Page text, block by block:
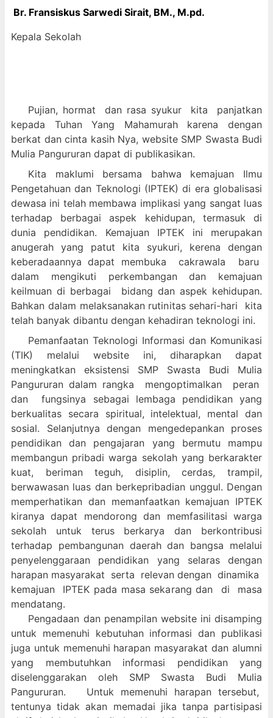
Br. Fransiskus Sarwedi Sirait, BM., M.pd.
Kepala Sekolah
Pujian, hormat dan rasa syukur kita panjatkan
kepada Tuhan Yang Mahamurah karena dengan
berkat dan cinta kasih Nya, website SMP Swasta Budi
Mulia Pangururan dapat di publikasikan.
Kita maklumi bersama bahwa kemajuan Ilmu
Pengetahuan dan Teknologi (IPTEK) di era globalisasi
dewasa ini telah membawa implikasi yang sangat luas
terhadap berbagai aspek kehidupan, termasuk di
dunia pendidikan. Kemajuan IPTEK ini merupakan
anugerah yang patut kita syukuri, kerena dengan
keberadaannya dapat membuka cakrawala baru
dalam mengikuti perkembangan dan kemajuan
keilmuan di berbagai bidang dan aspek kehidupan.
Bahkan dalam melaksanakan rutinitas sehari-hari kita
telah banyak dibantu dengan kehadiran teknologi ini.
Pemanfaatan Teknologi Informasi dan Komunikasi
(TIK) melalui website ini, diharapkan dapat
meningkatkan eksistensi SMP Swasta Budi Mulia
Pangururan dalam rangka mengoptimalkan peran
dan fungsinya sebagai lembaga pendidikan yang
berkualitas secara spiritual, intelektual, mental dan
sosial. Selanjutnya dengan mengedepankan proses
pendidikan dan pengajaran yang bermutu mampu
membangun pribadi warga sekolah yang berkarakter
kuat, beriman teguh, disiplin, cerdas, trampil,
berwawasan luas dan berkepribadian unggul. Dengan
memperhatikan dan memanfaatkan kemajuan IPTEK
kiranya dapat mendorong dan memfasilitasi warga
sekolah untuk terus berkarya dan berkontribusi
terhadap pembangunan daerah dan bangsa melalui
penyelenggaraan pendidikan yang selaras dengan
harapan masyarakat serta relevan dengan dinamika
kemajuan IPTEK pada masa sekarang dan di masa
mendatang.
Pengadaan dan penampilan website ini disamping
untuk memenuhi kebutuhan informasi dan publikasi
juga untuk memenuhi harapan masyarakat dan alumni
yang membutuhkan informasi pendidikan yang
diselenggarakan oleh SMP Swasta Budi Mulia
Pangururan. Untuk memenuhi harapan tersebut,
tentunya tidak akan memadai jika tanpa partisipasi